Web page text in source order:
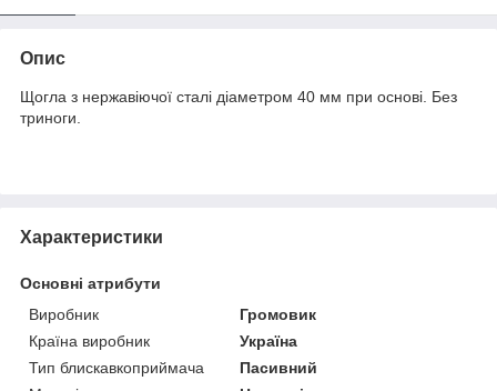
Опис
Щогла з нержавіючої сталі діаметром 40 мм при основі. Без
триноги.
Характеристики
Основні атрибути
Виробник
Громовик
Країна виробник
Україна
Тип блискавкоприймача
Пасивний